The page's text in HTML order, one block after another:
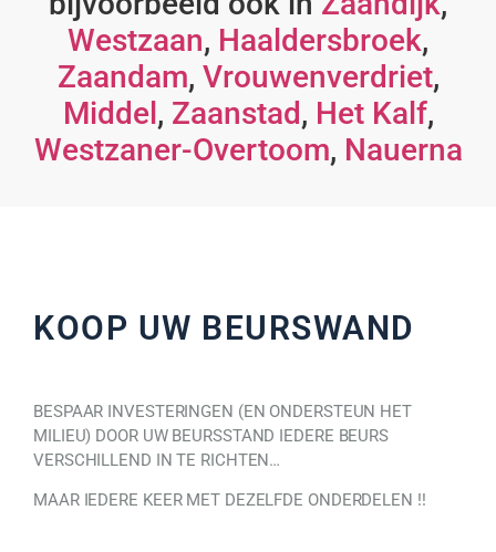
Westzaan, Haaldersbroek,
Zaandam, Vrouwenverdriet,
Middel, Zaanstad, Het Kalf,
Westzaner-Overtoom, Nauerna
KOOP UW BEURSWAND
BESPAAR INVESTERINGEN (EN ONDERSTEUN HET
MILIEU) DOOR UW BEURSSTAND IEDERE BEURS
VERSCHILLEND IN TE RICHTEN…
MAAR IEDERE KEER MET DEZELFDE ONDERDELEN !!